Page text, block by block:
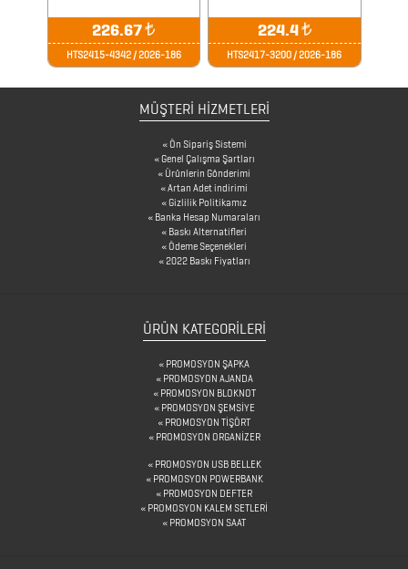
TARİHSİZ
AJANDA
226.67₺
HTS2415-4342 / 2026-186
224.4₺
HTS2417-3200 / 2026-186
MÜŞTERİ HİZMETLERİ
Ön Sipariş Sistemi
Genel Çalışma Şartları
Ürünlerin Gönderimi
Artan Adet indirimi
Gizlilik Politikamız
Banka Hesap Numaraları
Baskı Alternatifleri
Ödeme Seçenekleri
2022 Baskı Fiyatları
ÜRÜN KATEGORILERI
PROMOSYON ŞAPKA
PROMOSYON AJANDA
PROMOSYON BLOKNOT
PROMOSYON ŞEMSİYE
PROMOSYON TİŞÖRT
PROMOSYON ORGANİZER
PROMOSYON USB BELLEK
PROMOSYON POWERBANK
PROMOSYON DEFTER
PROMOSYON KALEM SETLERİ
PROMOSYON SAAT